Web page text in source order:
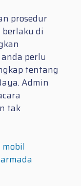
prosedur
di
perlu
tentang
Admin
tak
mobil